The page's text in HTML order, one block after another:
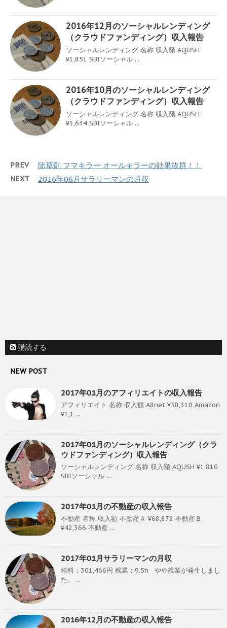
2016年12月のソーシャルレンディング
（クラウドファンディング）収入報告
ソーシャルレンディング 名称 収入額 AQUSH
¥1,851 SBIソーシャル ...
2016年10月のソーシャルレンディング
（クラウドファンディング）収入報告
ソーシャルレンディング 名称 収入額 AQUSH
¥1,634 SBIソーシャル ...
PREV 除草剤 フマキラー オールキラーの効果抜群！！
NEXT 2016年06月サラリーマンの月収
購読する
NEW POST
2017年01月のアフィリエイトの収入報告
アフィリエイト 名称 収入額 A8net ¥38,310 Amazon
¥1,1 ...
2017年01月のソーシャルレンディング（クラ
ウドファンディング）収入報告
ソーシャルレンディング 名称 収入額 AQUSH ¥1,810
SBIソーシャル ...
2017年01月の不動産の収入報告
不動産 名称 収入額 不動産Ａ ¥68,878 不動産Ｂ
¥42,366 不動産 ...
2017年01月サラリーマンの月収
給料：301,466円 残業：9.5h やや残業が発生しまし
た。 ...
2016年12月の不動産の収入報告